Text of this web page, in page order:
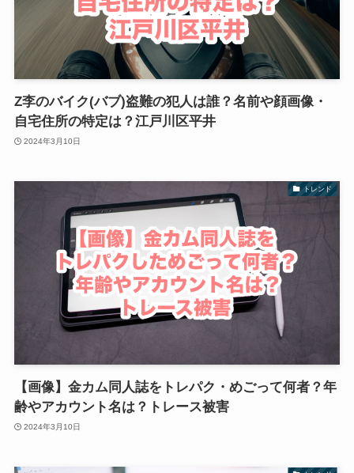
Z李のバイク(バブ)盗難の犯人は誰？名前や顔画像・
自宅住所の特定は？江戸川区平井
2024年3月10日
トレンド
【画像】金カム同人誌をトレパク・めごって何者？年
齢やアカウント名は？トレース被害
2024年3月10日